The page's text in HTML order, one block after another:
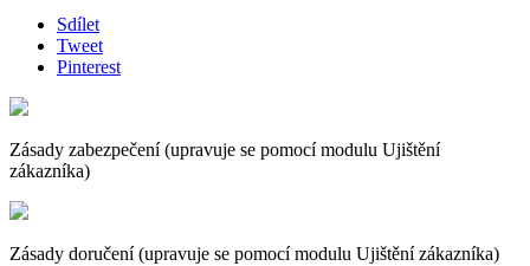
Sdílet
Tweet
Pinterest
Zásady zabezpečení (upravuje se pomocí modulu Ujištění
zákazníka)
Zásady doručení (upravuje se pomocí modulu Ujištění zákazníka)